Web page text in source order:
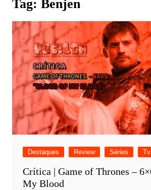
Tag: Benjen
Destaques Review Séries Tv
Crítica | Game of Thrones –
My Blood